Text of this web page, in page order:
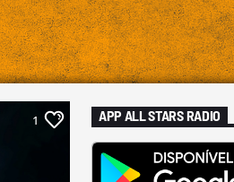
1 APP ALL STARS RADIO